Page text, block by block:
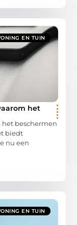
EN TUIN
het
beschermen
biedt
nu een
EN TUIN